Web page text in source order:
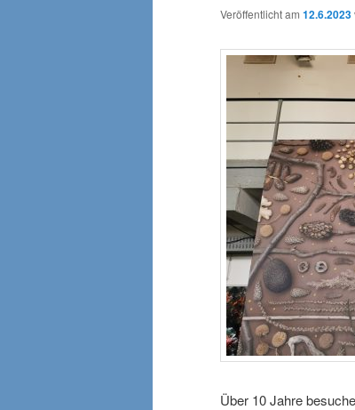
Veröffentlicht am 12.6.2023
Über 10 Jahre